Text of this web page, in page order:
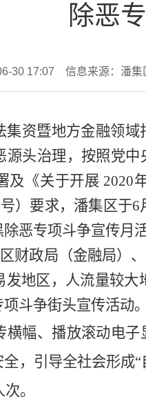
除恶
30 17:07 信息来源：潘集
集资暨地方金融领
头治理， 按照党中
及 《关于开展 2020
号）要求， 潘集区于6
恶专项斗争宣传月活
财政局（金融局）
发地区 ， 人流量较大
斗争街头宣传活动。
幅、播放滚动电
，引导全社会形成“
。